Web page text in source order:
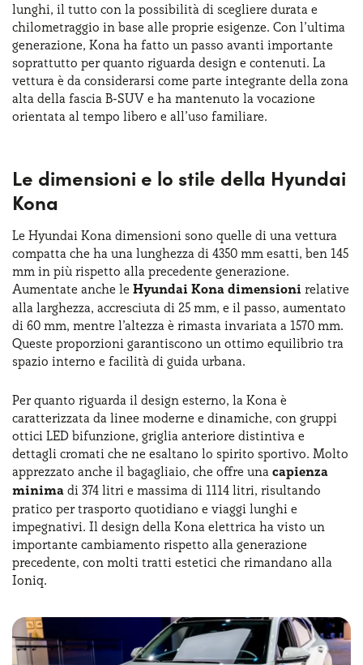
lunghi, il tutto con la possibilità di scegliere durata e
chilometraggio in base alle proprie esigenze. Con l’ultima
generazione, Kona ha fatto un passo avanti importante
soprattutto per quanto riguarda design e contenuti. La
vettura è da considerarsi come parte integrante della zona
alta della fascia B-SUV e ha mantenuto la vocazione
orientata al tempo libero e all’uso familiare.
Le dimensioni e lo stile della Hyundai
Kona
Le Hyundai Kona dimensioni sono quelle di una vettura
compatta che ha una lunghezza di 4350 mm esatti, ben 145
mm in più rispetto alla precedente generazione.
Aumentate anche le Hyundai Kona dimensioni relative
alla larghezza, accresciuta di 25 mm, e il passo, aumentato
di 60 mm, mentre l’altezza è rimasta invariata a 1570 mm.
Queste proporzioni garantiscono un ottimo equilibrio tra
spazio interno e facilità di guida urbana.
Per quanto riguarda il design esterno, la Kona è
caratterizzata da linee moderne e dinamiche, con gruppi
ottici LED bifunzione, griglia anteriore distintiva e
dettagli cromati che ne esaltano lo spirito sportivo. Molto
apprezzato anche il bagagliaio, che offre una capienza
minima di 374 litri e massima di 1114 litri, risultando
pratico per trasporto quotidiano e viaggi lunghi e
impegnativi. Il design della Kona elettrica ha visto un
importante cambiamento rispetto alla generazione
precedente, con molti tratti estetici che rimandano alla
Ioniq.